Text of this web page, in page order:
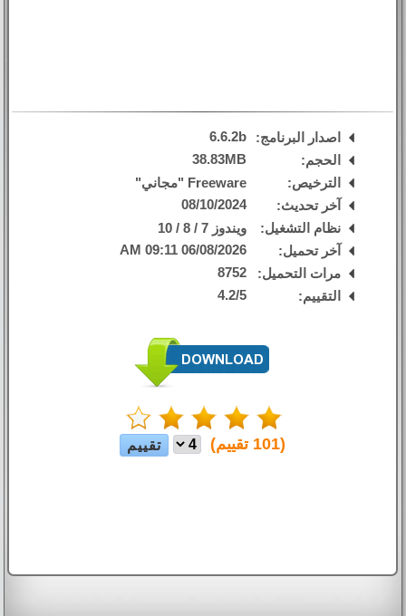
اصدار البرنامج:
6.6.2b
الحجم:
38.83MB
الترخيص:
Freeware "مجاني"
آخر تحديث:
08/10/2024
نظام التشغيل:
ويندوز 7 / 8 / 10
آخر تحميل:
06/08/2026 09:11 AM
مرات التحميل:
8752
التقييم:
4.2/5
(
101 تقييم)